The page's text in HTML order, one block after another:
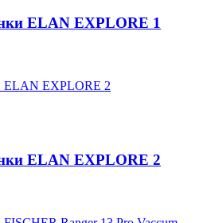
ELAN EXPLORE 1
ELAN EXPLORE 2